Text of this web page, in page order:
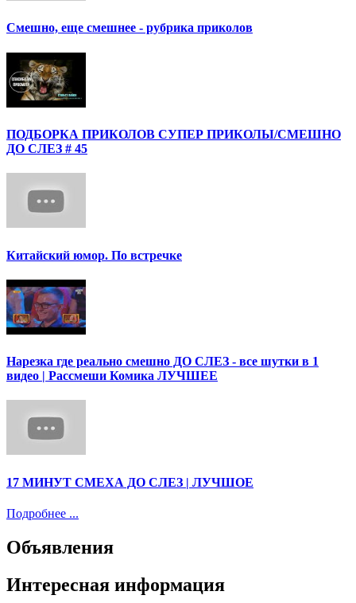
Смешно, еще смешнее - рубрика приколов
ПОДБОРКА ПРИКОЛОВ СУПЕР ПРИКОЛЫ/СМЕШНО
ДО СЛЕЗ # 45
Китайский юмор. По встречке
Нарезка где реально смешно ДО СЛЕЗ - все шутки в 1
видео | Рассмеши Комика ЛУЧШЕЕ
17 МИНУТ СМЕХА ДО СЛЕЗ | ЛУЧШОЕ
Подробнее ...
Объявления
Интересная информация